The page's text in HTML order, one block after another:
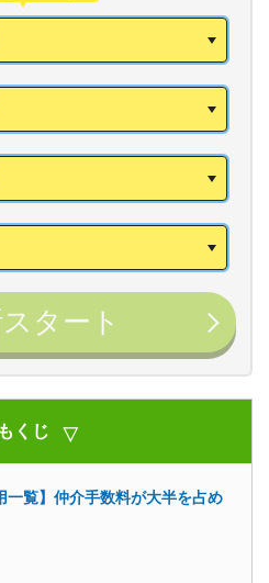
タート
もくじ
一覧】仲介手数料が大半を占め